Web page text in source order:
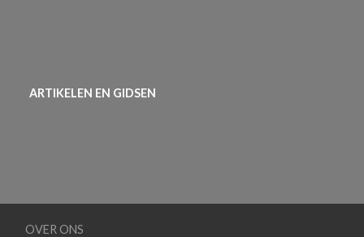
ARTIKELEN EN GIDSEN
OVER ONS